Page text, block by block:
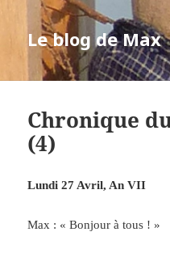
Le blog de Max
Chronique
(4)
Lundi 27 Avril, An VII
Max : « Bonjour à tous ! »